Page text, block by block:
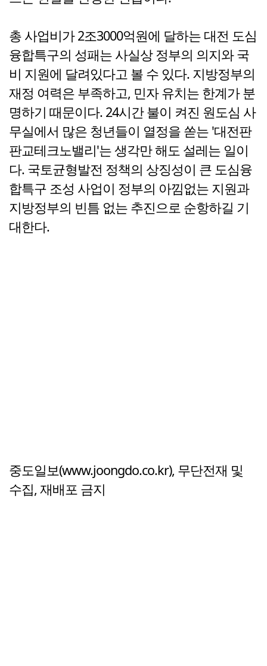
총 사업비가 2조3000억원에 달하는 대전 도심
융합특구의 성패는 사실상 정부의 의지와 국
비 지원에 달려있다고 볼 수 있다. 지방정부의
재정 여력은 부족하고, 민자 유치는 한계가 분
명하기 때문이다. 24시간 불이 켜진 원도심 사
무실에서 많은 청년들이 열정을 쏟는 '대전판
판교테크노밸리'는 생각만 해도 설레는 일이
다. 국토균형발전 정책의 상징성이 큰 도심융
합특구 조성 사업이 정부의 아낌없는 지원과
지방정부의 빈틈 없는 추진으로 순항하길 기
대한다.
중도일보(www.joongdo.co.kr), 무단전재 및
수집, 재배포 금지